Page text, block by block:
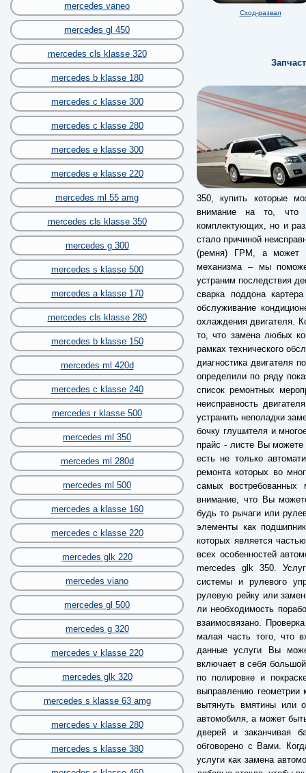
mercedes vaneo
mercedes gl 450
mercedes cls klasse 320
mercedes b klasse 180
mercedes c klasse 300
mercedes c klasse 280
mercedes e klasse 300
mercedes e klasse 220
mercedes ml 55 amg
mercedes cls klasse 350
mercedes g 300
mercedes s klasse 500
mercedes a klasse 170
mercedes cls klasse 280
mercedes b klasse 150
mercedes ml 420d
mercedes c klasse 240
mercedes r klasse 500
mercedes ml 350
mercedes ml 280d
mercedes ml 500
mercedes a klasse 160
mercedes c klasse 220
mercedes glk 220
mercedes viano
mercedes gl 500
mercedes g 320
mercedes v klasse 220
mercedes glk 320
mercedes s klasse 63 amg
mercedes v klasse 280
mercedes s klasse 380
Сход-развал
350, купить которые
внимание на то, что
комплектующих, но и
стало причиной
(ремня) ГРМ, а может
механизма – мы
устраним последствия
сварка поддона
обслуживание
охлаждения двигателя.
то, что замена любых
рамках технического
диагностика двигателя
определили по ряду
список ремонтных
неисправность
устранить неполадки
бочку глушителя и
прайс - листе Вы можете
есть не только
ремонта которых во
самых
внимание, что Вы
будь то рычаги или
элементы как
которых является
всех особенностей
mercedes glk 350.
системы и рулевого
рулевую рейку или
ли необходимость
взаимосвязано.
малая часть того, что
данные услуги Вы
включает в себя
по полировке и
выправлению геометрии
вытянуть вмятины или
автомобиля, а может
дверей и заканчивая
обговорено с Вами.
услуги как замена